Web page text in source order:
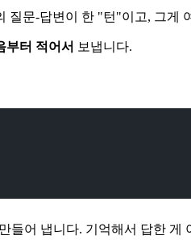
질문-답변이 한 "턴"이고, 그게
부터 적어서 보냅니다.
들어 냅니다. 기억해서 답한 게